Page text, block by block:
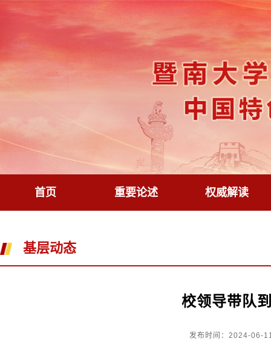
首页 重要论述 权威解读
基层动态
校领导带队
发布时间：2024-06-